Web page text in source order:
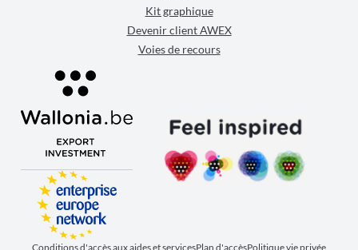
Kit graphique
Devenir client AWEX
Voies de recours
Conditions d'accès aux aides et servicesPlan d'accèsPolitique vie privée